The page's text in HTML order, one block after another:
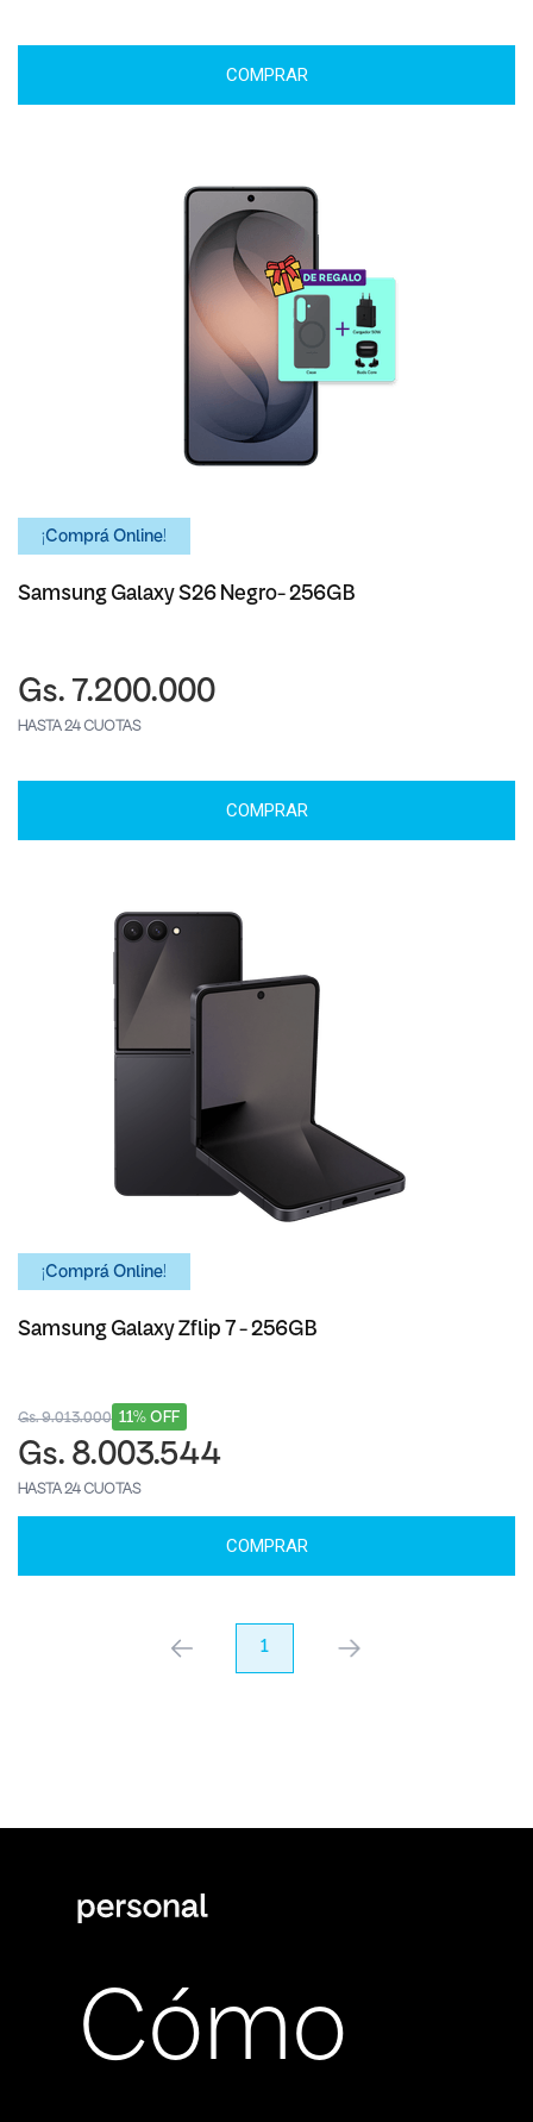
COMPRAR
¡Comprá Online!
Samsung Galaxy S26 Negro- 256GB
Gs. 7.200.000
HASTA 24 CUOTAS
COMPRAR
¡Comprá Online!
Samsung Galaxy Zflip 7 - 256GB
11% OFF
Gs. 9.013.000
Gs. 8.003.544
HASTA 24 CUOTAS
COMPRAR
anterior 1 próximo
Cómo